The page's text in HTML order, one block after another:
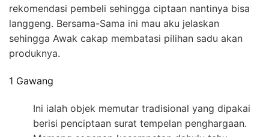
rekomendasi pembeli sehingga ciptaan nantinya bisa
langgeng. Bersama-Sama ini mau aku jelaskan
sehingga Awak cakap membatasi pilihan sadu akan
produknya.
1 Gawang
Ini ialah objek memutar tradisional yang dipakai
berisi penciptaan surat tempelan penghargaan.